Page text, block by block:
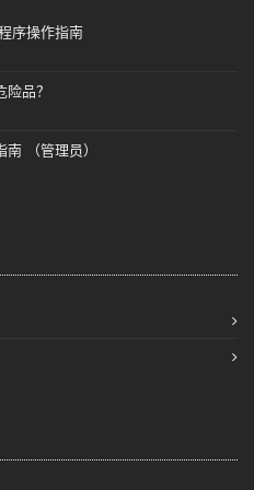
序操作指南
品？
（管理员）